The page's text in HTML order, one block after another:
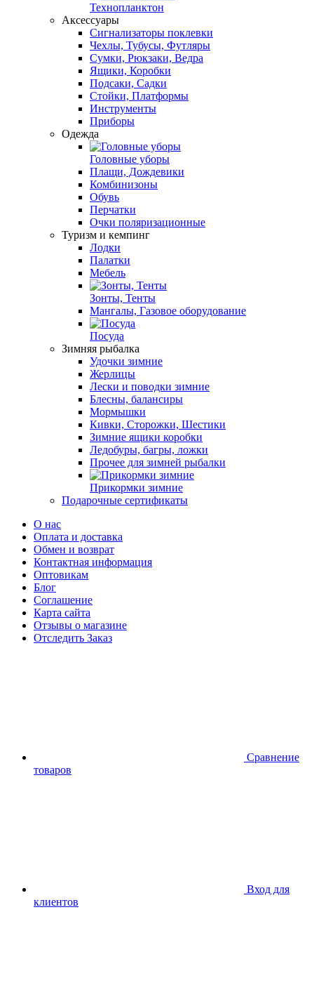
Технопланктон
Аксессуары
Сигнализаторы поклевки
Чехлы, Тубусы, Футляры
Сумки, Рюкзаки, Ведра
Ящики, Коробки
Подсаки, Садки
Стойки, Платформы
Инструменты
Приборы
Одежда
Головные уборы
Плащи, Дождевики
Комбинизоны
Обувь
Перчатки
Очки поляризационные
Туризм и кемпинг
Лодки
Палатки
Мебель
Зонты, Тенты
Мангалы, Газовое оборудование
Посуда
Зимняя рыбалка
Удочки зимние
Жерлицы
Лески и поводки зимние
Блесны, балансиры
Мормышки
Кивки, Сторожки, Шестики
Зимние ящики коробки
Ледобуры, багры, ложки
Прочее для зимней рыбалки
Прикормки зимние
Подарочные сертификаты
О нас
Оплата и доставка
Обмен и возврат
Контактная информация
Оптовикам
Блог
Cоглашение
Карта сайта
Отзывы о магазине
Отследить Заказ
Сравнение
товаров
Вход для
клиентов